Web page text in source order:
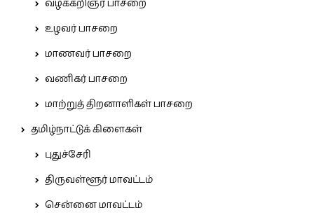
வழக்கறிஞர் பாசறை
உழவர் பாசறை
மாணவர் பாசறை
வணிகர் பாசறை
மாற்றுத் திறனாளிகள் பாசறை
தமிழ்நாட்டுக் கிளைகள்
புதுச்சேரி
திருவள்ளூர் மாவட்டம்
சென்னை மாவட்டம்